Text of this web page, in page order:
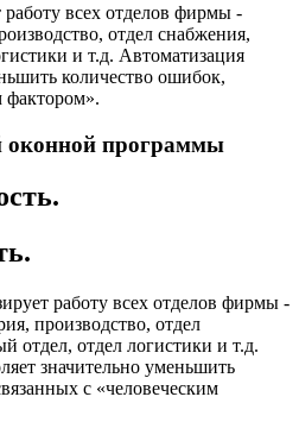
всех отделов фирмы -
отдел снабжения,
и т.д. Автоматизация
количество ошибок,
фактором».
оконной программы
работу всех отделов фирмы -
производство, отдел
отдел, отдел логистики и т.д.
значительно уменьшить
с «человеческим